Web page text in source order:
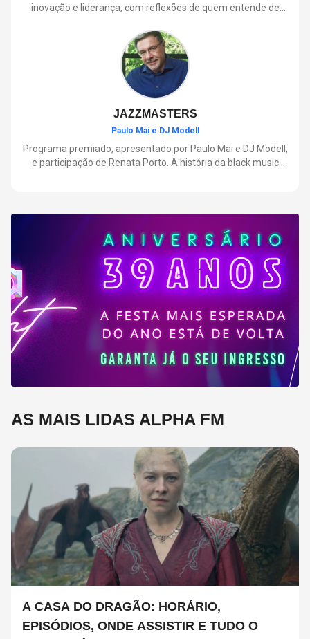
inovação e liderança, com reflexões de quem entende de
JAZZMASTERS
Paulo Mai e DJ Modell
Programa premiado, apresentado por Paulo Mai e DJ Modell,
e participação de Renata Porto. A história da black music
AS MAIS LIDAS ALPHA FM
A CASA DO DRAGÃO: HORÁRIO,
EPISÓDIOS, ONDE ASSISTIR E TUDO O